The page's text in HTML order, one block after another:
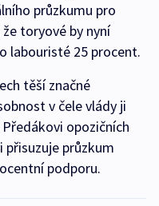
průzkumu pro
toryové by nyní
labouristé 25 procent.
těší značné
v čele vlády ji
opozičních
průzkum
podporu.